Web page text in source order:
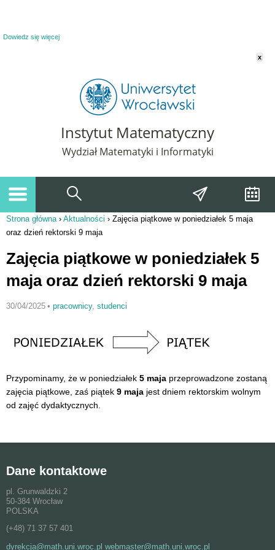
Dowiedz się więcej
x
Instytut Matematyczny
Wydział Matematyki i Informatyki
Jesteś tutaj
Strona główna› Aktualności › Zajęcia piątkowe w poniedziałek 5 maja
oraz dzień rektorski 9 maja
Zajęcia piątkowe w poniedziałek 5
maja oraz dzień rektorski 9 maja
30/04/2025 • pracownicy, studenci
Przypominamy, że w poniedziałek 5 maja przeprowadzone zostaną
zajęcia piątkowe, zaś piątek 9 maja jest dniem rektorskim wolnym
od zajęć dydaktycznych.
Dane kontaktowe
pl. Grunwaldzki 2
50-384 Wrocław
POLSKA
(+48) 71 37 57 401
dyrekcja@math.uni.wroc.pl webmaster@math.uni.wroc.pl